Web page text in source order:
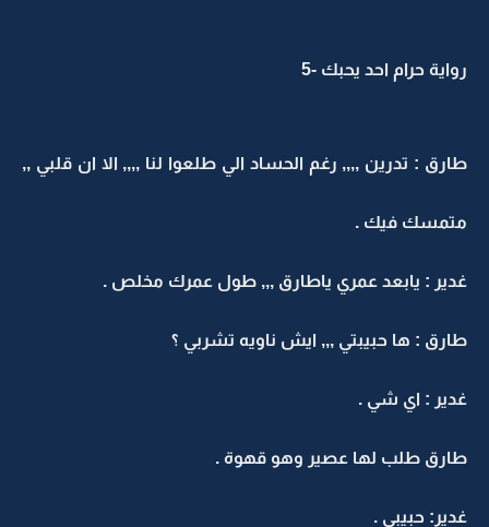
رواية حرام احد يحبك -5
طارق : تدرين ,,,, رغم الحساد الي طلعوا لنا ,,,, الا ان قلبي ,,
متمسك فيك .
غدير : يابعد عمري ياطارق ,,, طول عمرك مخلص .
طارق : ها حبيبتي ,,, ايش ناويه تشربي ؟
غدير : اي شي .
طارق طلب لها عصير وهو قهوة .
غدير: حبيبي .